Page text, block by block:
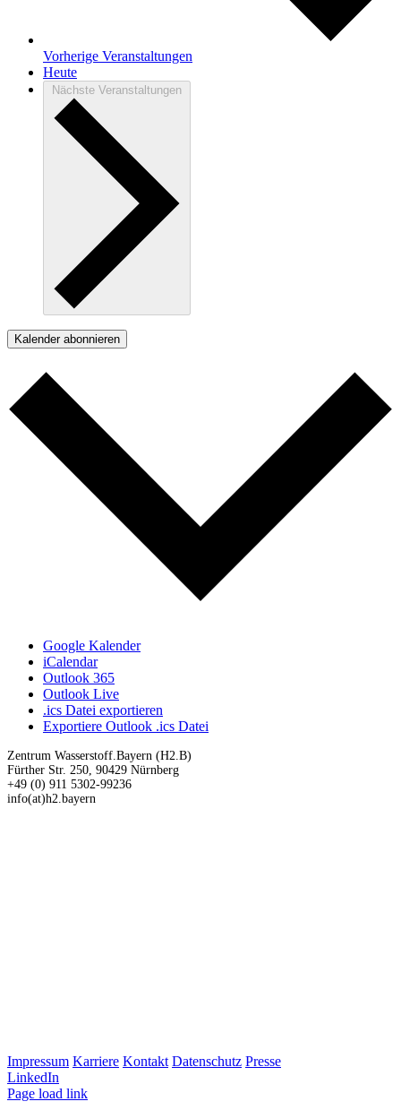
Vorherige Veranstaltungen
Heute
Nächste Veranstaltungen
Kalender abonnieren
Google Kalender
iCalendar
Outlook 365
Outlook Live
.ics Datei exportieren
Exportiere Outlook .ics Datei
Zentrum Wasserstoff.Bayern (H2.B)
Fürther Str. 250, 90429 Nürnberg
+49 (0) 911 5302-99236
info(at)h2.bayern
Impressum Karriere Kontakt Datenschutz Presse
LinkedIn
Page load link